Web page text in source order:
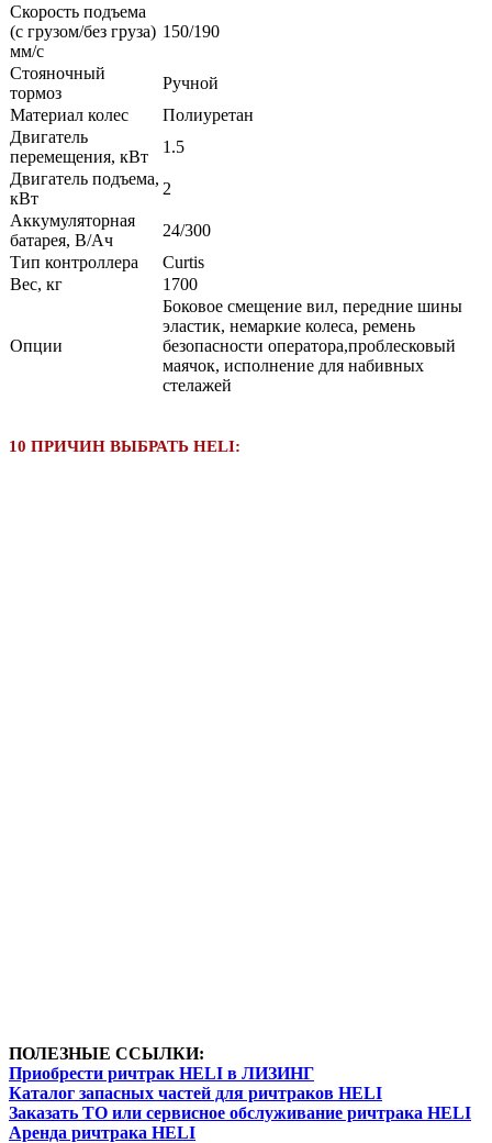
Скорость подъема
(с грузом/без груза)
мм/с
150/190
Стояночный
тормоз
Ручной
Материал колес
Полиуретан
Двигатель
перемещения, кВт
1.5
Двигатель подъема,
кВт
2
Аккумуляторная
батарея, В/Ач
24/300
Тип контроллера
Curtis
Вес, кг
1700
Опции
Боковое смещение вил, передние шины
эластик, немаркие колеса, ремень
безопасности оператора,проблесковый
маячок, исполнение для набивных
стелажей
10 ПРИЧИН ВЫБРАТЬ HELI:
ПОЛЕЗНЫЕ ССЫЛКИ:
Приобрести ричтрак HELI в ЛИЗИНГ
Каталог запасных частей для ричтраков HELI
Заказать ТО или сервисное обслуживание ричтрака HELI
Аренда ричтрака HELI